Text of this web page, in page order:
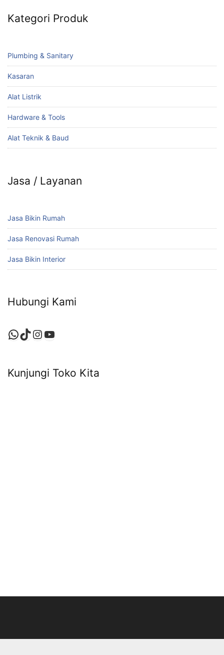
Kategori Produk
Plumbing & Sanitary
Kasaran
Alat Listrik
Hardware & Tools
Alat Teknik & Baud
Jasa / Layanan
Jasa Bikin Rumah
Jasa Renovasi Rumah
Jasa Bikin Interior
Hubungi Kami
WhatsApp
TikTok
Instagram
YouTube
Kunjungi Toko Kita